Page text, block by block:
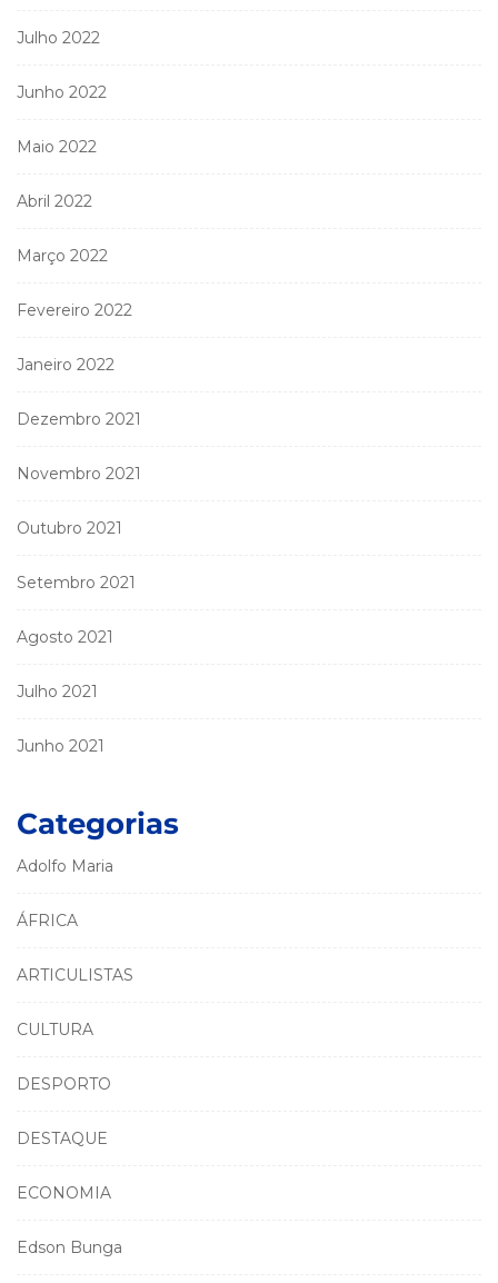
Julho 2022
Junho 2022
Maio 2022
Abril 2022
Março 2022
Fevereiro 2022
Janeiro 2022
Dezembro 2021
Novembro 2021
Outubro 2021
Setembro 2021
Agosto 2021
Julho 2021
Junho 2021
Categorias
Adolfo Maria
ÁFRICA
ARTICULISTAS
CULTURA
DESPORTO
DESTAQUE
ECONOMIA
Edson Bunga